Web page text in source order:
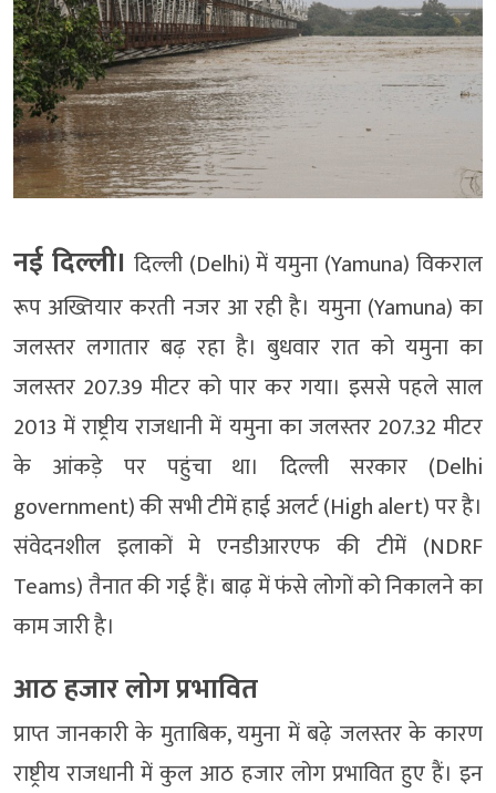
नई दिल्ली। दिल्ली (Delhi) में यमुना (Yamuna) विकराल
रूप अख्तियार करती नजर आ रही है। यमुना (Yamuna) का
जलस्तर लगातार बढ़ रहा है। बुधवार रात को यमुना का
जलस्तर 207.39 मीटर को पार कर गया। इससे पहले साल
2013 में राष्ट्रीय राजधानी में यमुना का जलस्तर 207.32 मीटर
के आंकड़े पर पहुंचा था। दिल्ली सरकार (Delhi
government) की सभी टीमें हाई अलर्ट (High alert) पर है।
संवेदनशील इलाकों मे एनडीआरएफ की टीमें (NDRF
Teams) तैनात की गई हैं। बाढ़ में फंसे लोगों को निकालने का
काम जारी है।
आठ हजार लोग प्रभावित
प्राप्त जानकारी के मुताबिक, यमुना में बढ़े जलस्तर के कारण
राष्ट्रीय राजधानी में कुल आठ हजार लोग प्रभावित हुए हैं। इन